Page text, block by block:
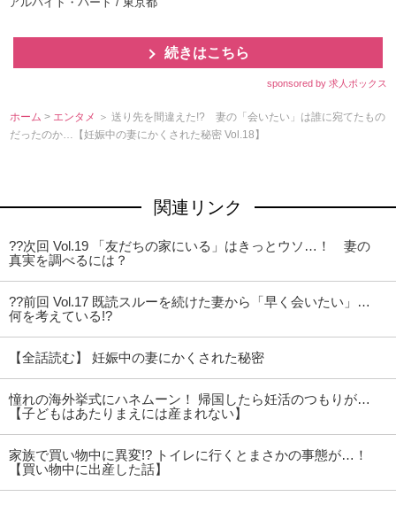
続きはこちら
sponsored by 求人ボックス
ホーム > エンタメ ＞ 送り先を間違えた!? 妻の「会いたい」は誰に宛てたもの
だったのか…【妊娠中の妻にかくされた秘密 Vol.18】
関連リンク
??次回 Vol.19 「友だちの家にいる」はきっとウソ…！ 妻の
真実を調べるには？
??前回 Vol.17 既読スルーを続けた妻から「早く会いたい」…
何を考えている!?
【全話読む】 妊娠中の妻にかくされた秘密
憧れの海外挙式にハネムーン！ 帰国したら妊活のつもりが…
【子どもはあたりまえには産まれない】
家族で買い物中に異変!? トイレに行くとまさかの事態が…！
【買い物中に出産した話】